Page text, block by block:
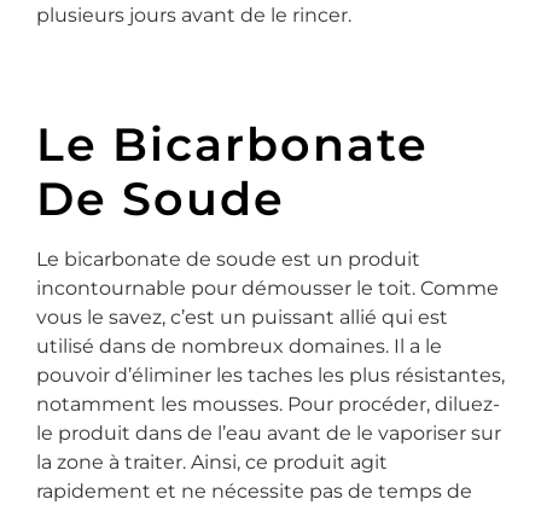
plusieurs jours avant de le rincer.
Le Bicarbonate
De Soude
Le bicarbonate de soude est un produit
incontournable pour démousser le toit. Comme
vous le savez, c’est un puissant allié qui est
utilisé dans de nombreux domaines. Il a le
pouvoir d’éliminer les taches les plus résistantes,
notamment les mousses. Pour procéder, diluez-
le produit dans de l’eau avant de le vaporiser sur
la zone à traiter. Ainsi, ce produit agit
rapidement et ne nécessite pas de temps de